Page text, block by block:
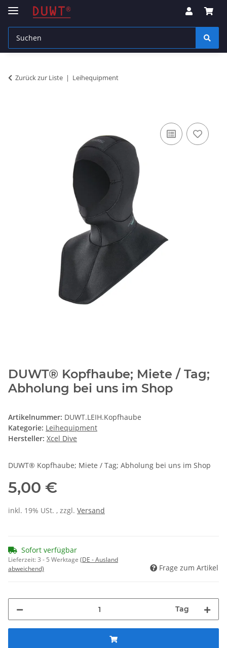
Zurück zur Liste Leihequipment
DUWT® Kopfhaube; Miete / Tag;
Abholung bei uns im Shop
Artikelnummer: DUWT.LEIH.Kopfhaube
Kategorie: Leihequipment
Hersteller: Xcel Dive
DUWT® Kopfhaube; Miete / Tag; Abholung bei uns im Shop
5,00 €
inkl. 19% USt. , zzgl. Versand
Sofort verfügbar
Lieferzeit:3 - 5 Werktage (DE - Ausland
abweichend)
Frage zum Artikel
Tag